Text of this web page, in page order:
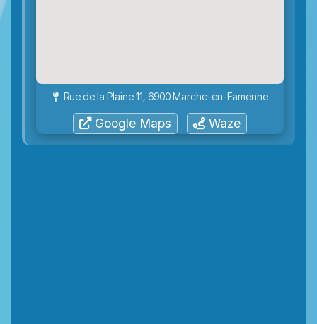
Rue de la Plaine 11, 6900 Marche-en-Famenne
Google Maps Waze